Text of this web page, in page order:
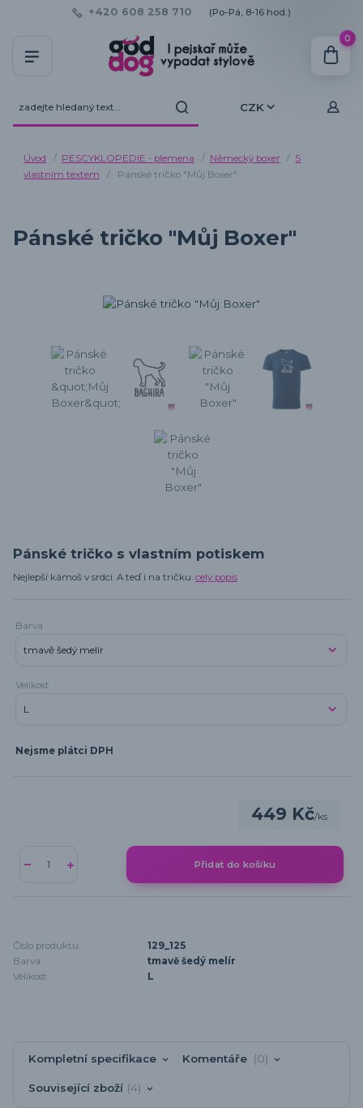
CZK
+420 608 258 710 (Po-Pá, 8-16 hod.)
0
Úvod PESCYKLOPEDIE - plemena Německý boxer
S
vlastním textem
Pánské tričko "Můj Boxer"
Pánské tričko "Můj Boxer"
Pánské tričko s vlastním potiskem
Nejlepší kámoš v srdci. A teď i na tričku. celý popis
Barva
Velikost
Nejsme plátci DPH
449 Kč/ks
Přidat do košíku
Číslo produktu:
129_125
Barva:
tmavě šedý melír
Velikost:
L
Kompletní specifikace Komentáře 0
Související zboží 4